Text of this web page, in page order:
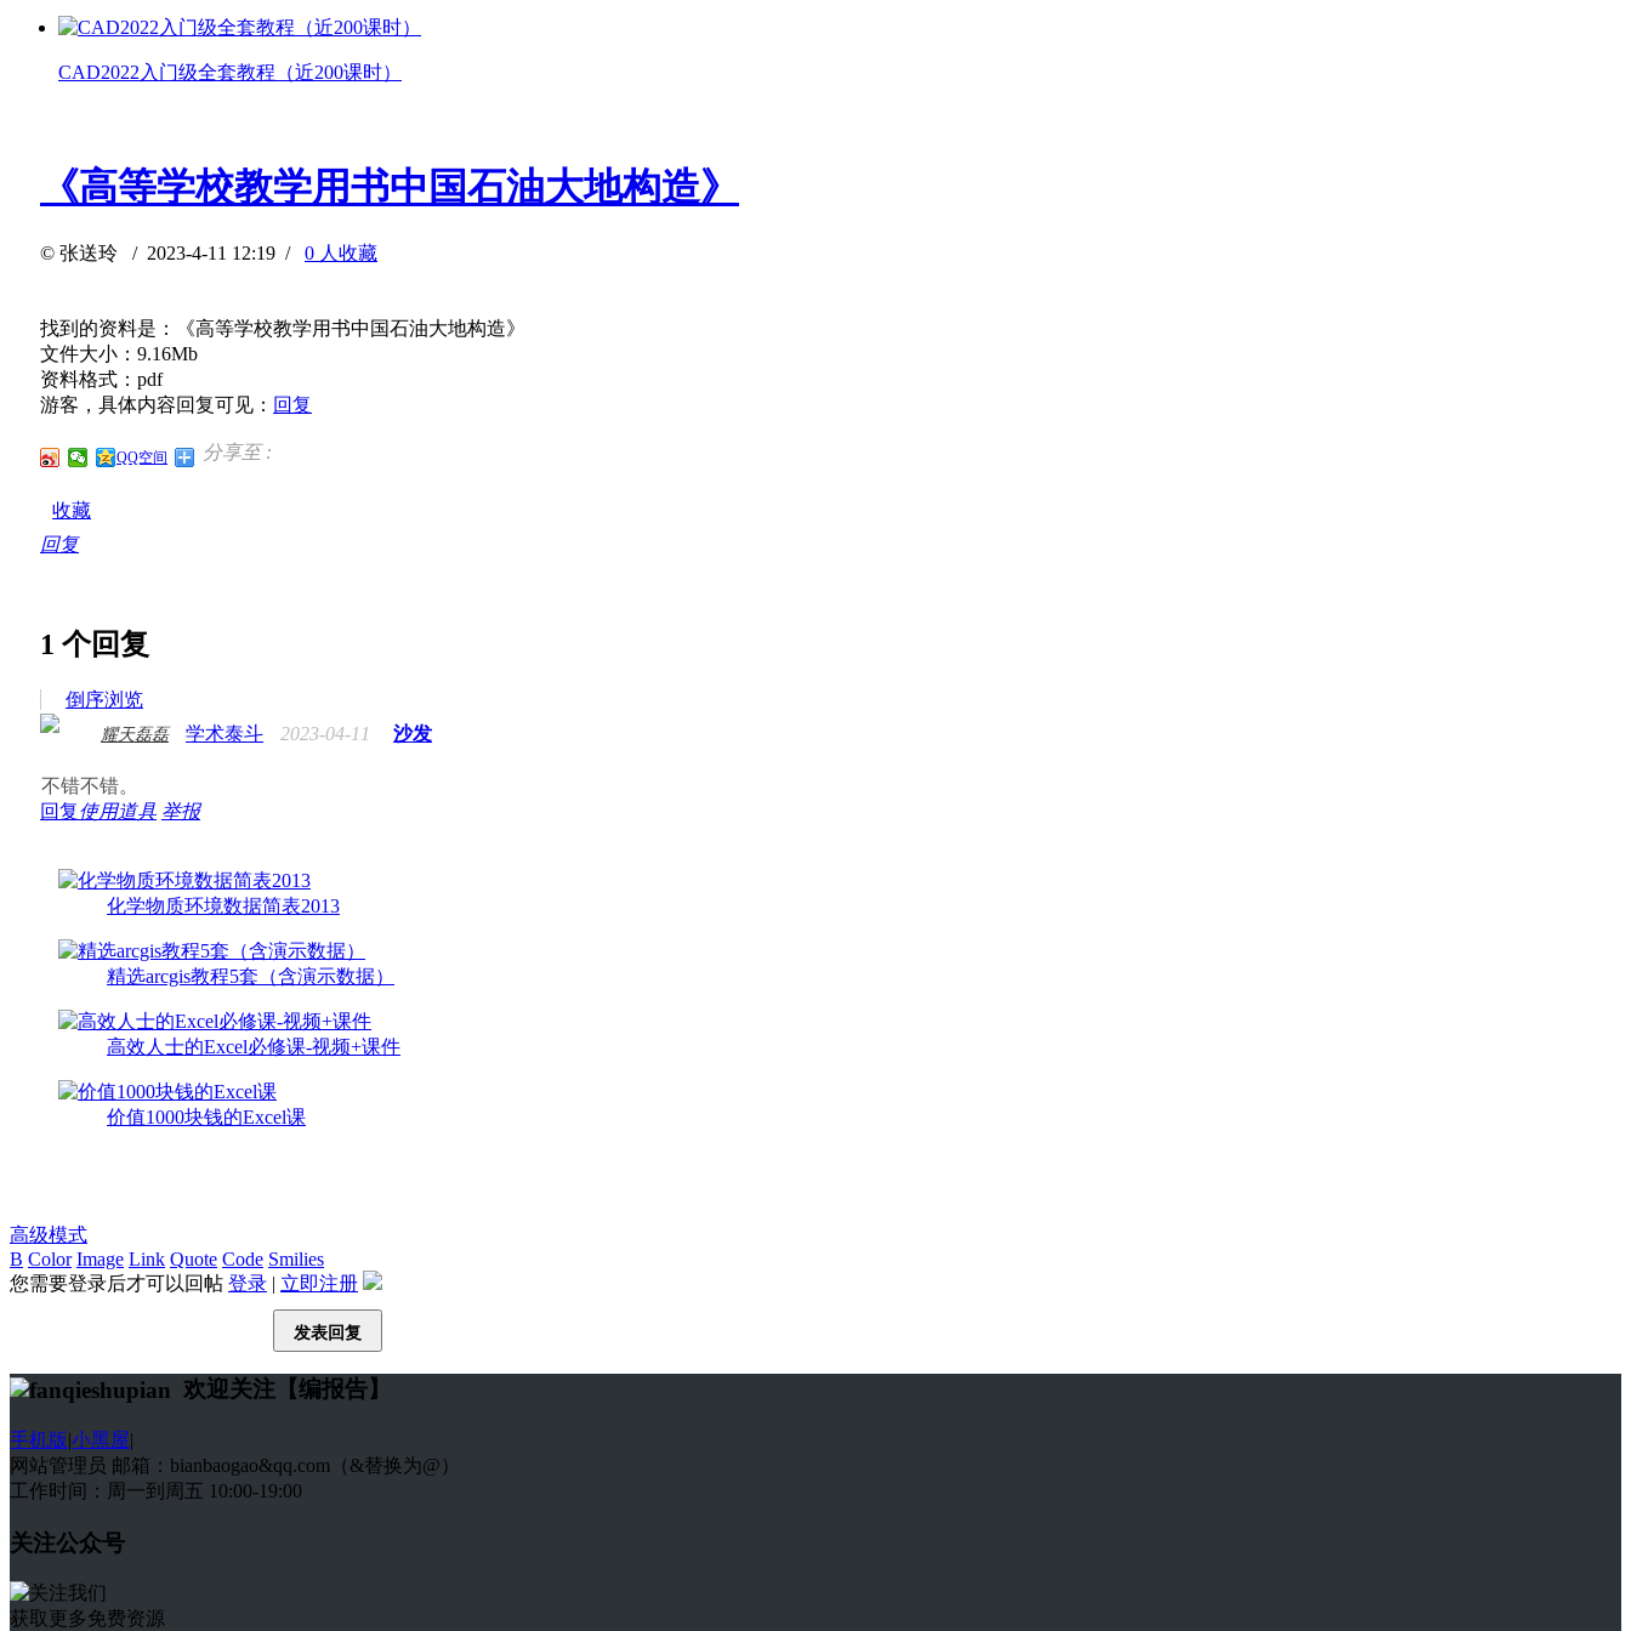
CAD2022入门级全套教程（近200课时）
《高等学校教学用书中国石油大地构造》
© 张送玲 / 2023-4-11 12:19 / 0 人收藏
找到的资料是：《高等学校教学用书中国石油大地构造》
文件大小：9.16Mb
资料格式：pdf
游客，具体内容回复可见： 回复
分享至 :
QQ空间
收藏
回复
1 个回复
倒序浏览
耀天磊磊 学术泰斗 2023-04-11 沙发
不错不错。
回复使用道具 举报
化学物质环境数据简表2013
精选arcgis教程5套（含演示数据）
高效人士的Excel必修课-视频+课件
价值1000块钱的Excel课
高级模式
B Color Image Link Quote Code Smilies
您需要登录后才可以回帖 登录 | 立即注册
发表回复
欢迎关注【编报告】
手机版|小黑屋|
网站管理员 邮箱：bianbaogao&qq.com（&替换为@）
工作时间：周一到周五 10:00-19:00
关注公众号
获取更多免费资源